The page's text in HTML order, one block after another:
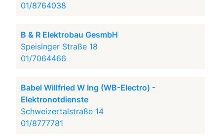
01/8764038
B & R Elektrobau GesmbH
Speisinger Straße 18
01/7064466
Babel Willfried W Ing (WB-Electro) -
Elektronotdienste
Schweizertalstraße 14
01/8777781